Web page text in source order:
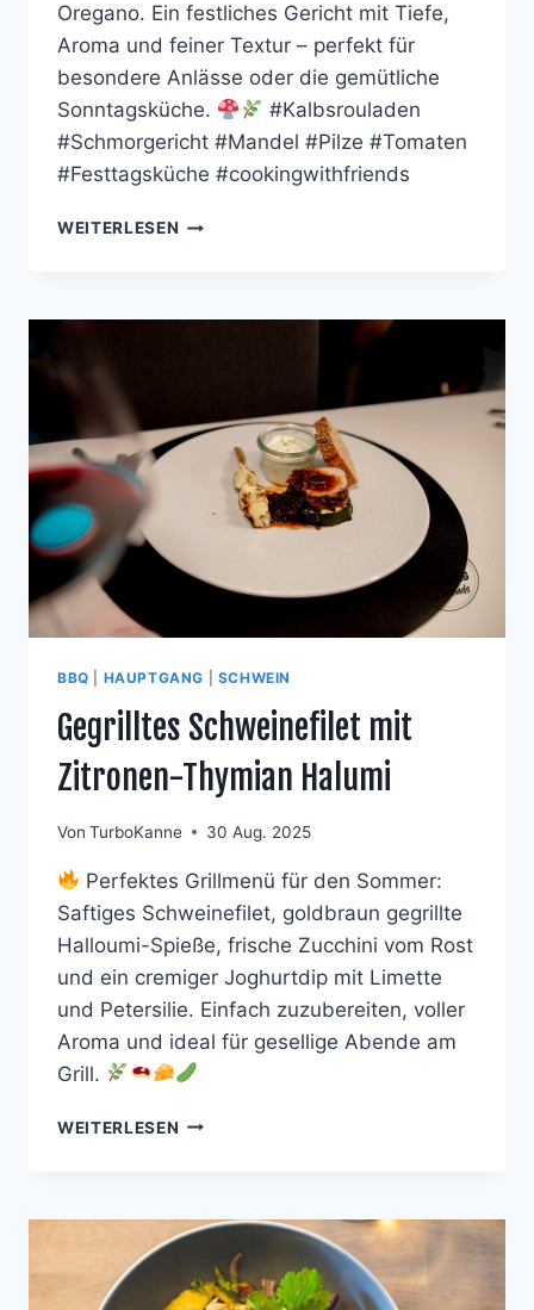
Oregano. Ein festliches Gericht mit Tiefe,
Aroma und feiner Textur – perfekt für
besondere Anlässe oder die gemütliche
Sonntagsküche.
#Kalbsrouladen
#Schmorgericht #Mandel #Pilze #Tomaten
#Festtagsküche #cookingwithfriends
WEITERLESEN KALBSROULADEN
FÜLLUNG
BBQ HAUPTGANG SCHWEIN
Gegrilltes Schweinefilet mit
Zitronen-Thymian Halumi
Von TurboKanne 30 Aug. 2025
Perfektes Grillmenü für den Sommer:
Saftiges Schweinefilet, goldbraun gegrillte
Halloumi-Spieße, frische Zucchini vom Rost
und ein cremiger Joghurtdip mit Limette
und Petersilie. Einfach zuzubereiten, voller
Aroma und ideal für gesellige Abende am
Grill.
WEITERLESEN GEGRILLTES
THYMIAN
HALUMI